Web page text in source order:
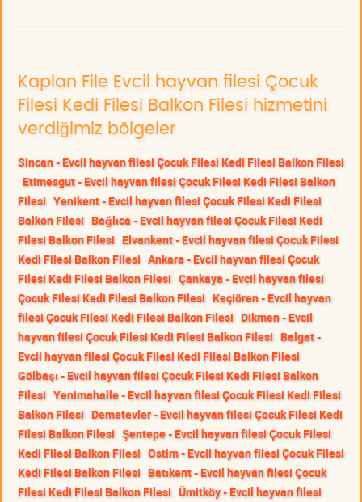
Kaplan File Evcil hayvan filesi Çocuk
Filesi Kedi Filesi Balkon Filesi hizmetini
verdiğimiz bölgeler
Sincan - Evcil hayvan filesi Çocuk Filesi Kedi Filesi Balkon Filesi
Etimesgut - Evcil hayvan filesi Çocuk Filesi Kedi Filesi Balkon
Filesi Yenikent - Evcil hayvan filesi Çocuk Filesi Kedi Filesi
Balkon Filesi Bağlıca - Evcil hayvan filesi Çocuk Filesi Kedi
Filesi Balkon Filesi Elvankent - Evcil hayvan filesi Çocuk Filesi
Kedi Filesi Balkon Filesi Ankara - Evcil hayvan filesi Çocuk
Filesi Kedi Filesi Balkon Filesi Çankaya - Evcil hayvan filesi
Çocuk Filesi Kedi Filesi Balkon Filesi Keçiören - Evcil hayvan
filesi Çocuk Filesi Kedi Filesi Balkon Filesi Dikmen - Evcil
hayvan filesi Çocuk Filesi Kedi Filesi Balkon Filesi Balgat -
Evcil hayvan filesi Çocuk Filesi Kedi Filesi Balkon Filesi
Gölbaşı - Evcil hayvan filesi Çocuk Filesi Kedi Filesi Balkon
Filesi Yenimahalle - Evcil hayvan filesi Çocuk Filesi Kedi Filesi
Balkon Filesi Demetevler - Evcil hayvan filesi Çocuk Filesi Kedi
Filesi Balkon Filesi Şentepe - Evcil hayvan filesi Çocuk Filesi
Kedi Filesi Balkon Filesi Ostim - Evcil hayvan filesi Çocuk Filesi
Kedi Filesi Balkon Filesi Batıkent - Evcil hayvan filesi Çocuk
Filesi Kedi Filesi Balkon Filesi Ümitköy - Evcil hayvan filesi